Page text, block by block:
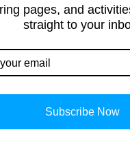
प्रमुख
pages, and
straight to your
Subscribe Now